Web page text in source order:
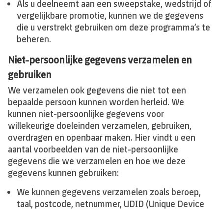
Als u deelneemt aan een sweepstake, wedstrijd of
vergelijkbare promotie, kunnen we de gegevens
die u verstrekt gebruiken om deze programma’s te
beheren.
Niet-persoonlijke gegevens verzamelen en
gebruiken
We verzamelen ook gegevens die niet tot een
bepaalde persoon kunnen worden herleid. We
kunnen niet-persoonlijke gegevens voor
willekeurige doeleinden verzamelen, gebruiken,
overdragen en openbaar maken. Hier vindt u een
aantal voorbeelden van de niet-persoonlijke
gegevens die we verzamelen en hoe we deze
gegevens kunnen gebruiken:
We kunnen gegevens verzamelen zoals beroep,
taal, postcode, netnummer, UDID (Unique Device